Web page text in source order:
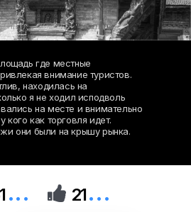
где местные
внимание туристов.
находилась на
я не ходил исподволь
на месте и внимательно
как торговля идет.
они были на крышу рынка.
...  21...